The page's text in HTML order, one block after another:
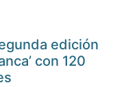
edición
con 120